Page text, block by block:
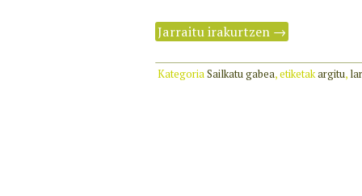
Jarraitu irakurtzen →
KategoriaSailkatu gabea, etiketakargitu,